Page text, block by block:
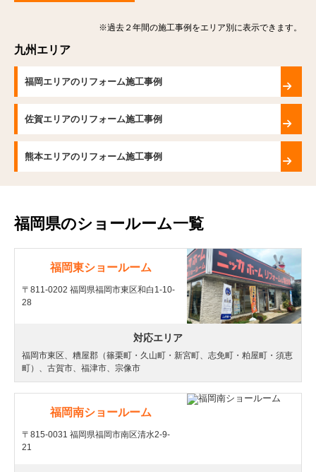
※過去２年間の施工事例をエリア別に表示できます。
九州エリア
福岡エリアのリフォーム施工事例
佐賀エリアのリフォーム施工事例
熊本エリアのリフォーム施工事例
福岡県のショールーム一覧
福岡東ショールーム
〒811-0202 福岡県福岡市東区和白1-10-
28
対応エリア
福岡市東区、糟屋郡（篠栗町・久山町・新宮町、志免町・粕屋町・須恵
町）、古賀市、福津市、宗像市
福岡南ショールーム
〒815-0031 福岡県福岡市南区清水2-9-
21